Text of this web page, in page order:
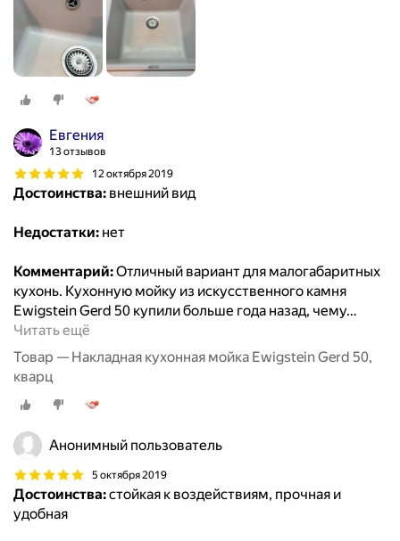
Евгения
13 отзывов
12 октября 2019
Достоинства: внешний вид
Недостатки: нет
Комментарий:Отличный вариант для малогабаритных
кухонь. Кухонную мойку из искусственного камня
Ewigstein Gerd 50 купили больше года назад, чему…
Читать ещё
Товар — Накладная кухонная мойка Ewigstein Gerd 50,
кварц
Анонимный пользователь
5 октября 2019
Достоинства:стойкая к воздействиям, прочная и
удобная